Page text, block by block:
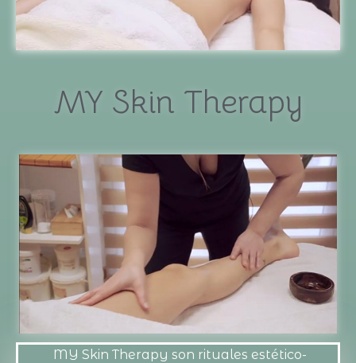
MY Skin Therapy
MY Skin Therapy son rituales estético-